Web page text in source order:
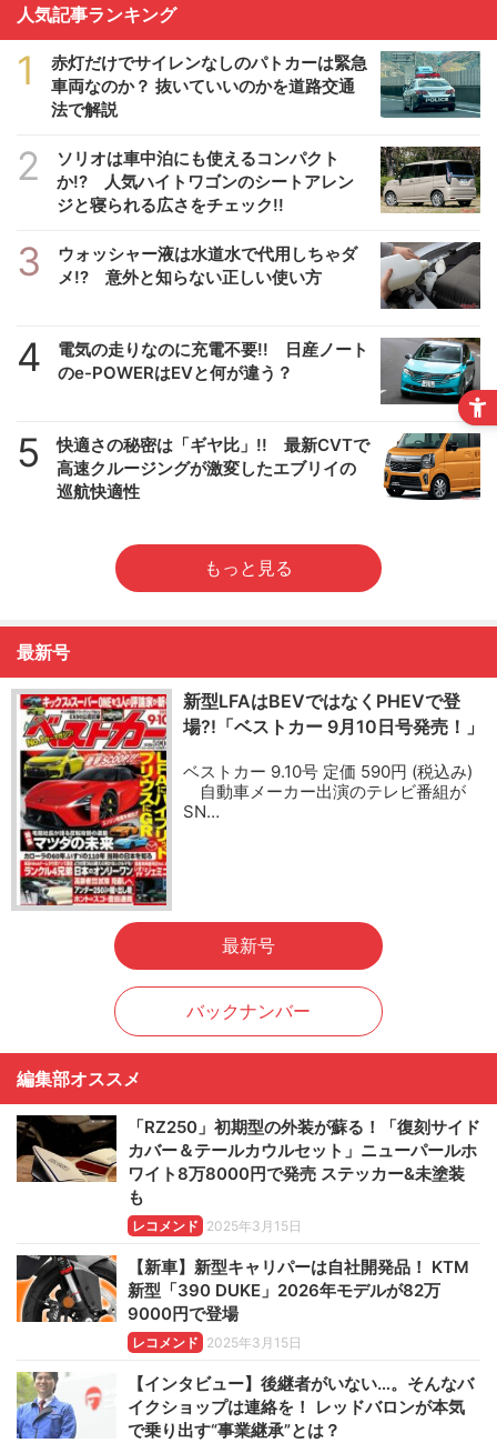
人気記事ランキング
1
赤灯だけでサイレンなしのパトカーは緊急
車両なのか？ 抜いていいのかを道路交通
法で解説
2
ソリオは車中泊にも使えるコンパクト
か!? 人気ハイトワゴンのシートアレン
ジと寝られる広さをチェック!!
3
ウォッシャー液は水道水で代用しちゃダ
メ!? 意外と知らない正しい使い方
4
電気の走りなのに充電不要!! 日産ノート
のe-POWERはEVと何が違う？
5
快適さの秘密は「ギヤ比」!! 最新CVTで
高速クルージングが激変したエブリイの
巡航快適性
もっと見る
最新号
新型LFAはBEVではなくPHEVで登
場?!「ベストカー 9月10日号発売！」
ベストカー 9.10号 定価 590円 (税込み)
自動車メーカー出演のテレビ番組が
SN…
最新号
バックナンバー
編集部オススメ
「RZ250」初期型の外装が蘇る！「復刻サイド
カバー＆テールカウルセット」ニューパールホ
ワイト8万8000円で発売 ステッカー&未塗装
も
レコメンド 2025年3月15日
【新車】新型キャリパーは自社開発品！ KTM
新型「390 DUKE」2026年モデルが82万
9000円で登場
レコメンド 2025年3月15日
【インタビュー】後継者がいない…。そんなバ
イクショップは連絡を！ レッドバロンが本気
で乗り出す“事業継承”とは？